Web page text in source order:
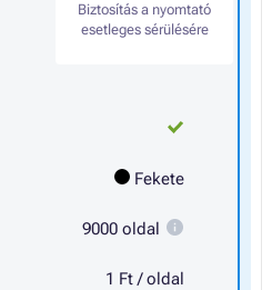
Biztosítás a nyomtató
esetleges sérülésére
Fekete
9000 oldal
1 Ft / oldal